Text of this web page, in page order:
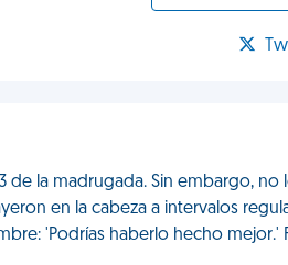
la madrugada. Sin embargo, no
en la cabeza a intervalos
'Podrías haberlo hecho mejor.'